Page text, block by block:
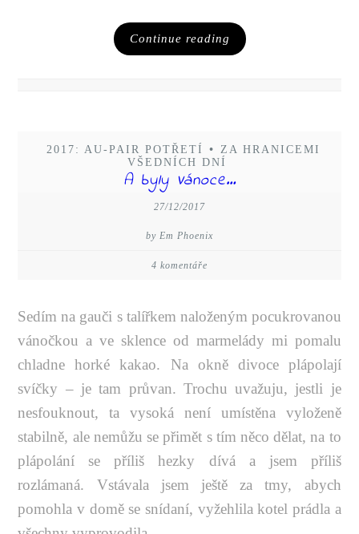
Continue reading
2017: AU-PAIR POTŘETÍ •
ZA HRANICEMI
VŠEDNÍCH DNÍ
A byly Vánoce…
27/12/2017
by Em Phoenix
4 komentáře
Sedím na gauči s talířkem naloženým pocukrovanou
vánočkou a ve sklence od marmelády mi pomalu
chladne horké kakao. Na okně divoce plápolají
svíčky – je tam průvan. Trochu uvažuju, jestli je
nesfouknout, ta vysoká není umístěna vyloženě
stabilně, ale nemůžu se přimět s tím něco dělat, na to
plápolání se příliš hezky dívá a jsem příliš
rozlámaná. Vstávala jsem ještě za tmy, abych
pomohla v domě se snídaní, vyžehlila kotel prádla a